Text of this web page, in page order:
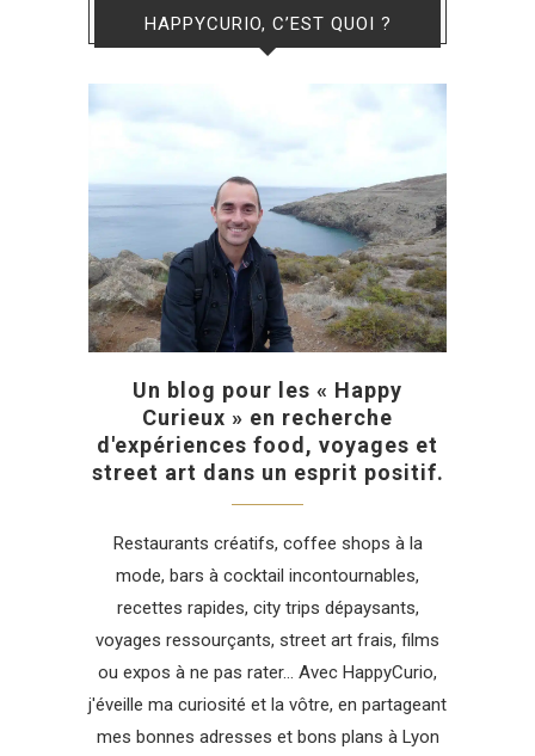
HAPPYCURIO, C’EST QUOI ?
Un blog pour les « Happy
Curieux » en recherche
d'expériences food, voyages et
street art dans un esprit positif.
Restaurants créatifs, coffee shops à la
mode, bars à cocktail incontournables,
recettes rapides, city trips dépaysants,
voyages ressourçants, street art frais, films
ou expos à ne pas rater... Avec HappyCurio,
j'éveille ma curiosité et la vôtre, en partageant
mes bonnes adresses et bons plans à Lyon